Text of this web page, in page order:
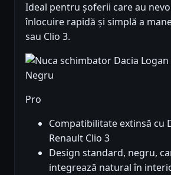
Ideal pentru șoferii care au
înlocuire rapidă și simplă a
sau Clio 3.
Pro
Compatibilitate extinsă cu
Renault Clio 3
Design standard, negru,
integrează natural în